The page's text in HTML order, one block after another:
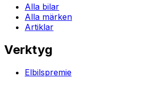
Alla bilar
Alla märken
Artiklar
Verktyg
Elbilspremie